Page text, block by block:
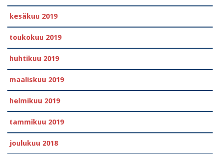
kesäkuu 2019
toukokuu 2019
huhtikuu 2019
maaliskuu 2019
helmikuu 2019
tammikuu 2019
joulukuu 2018